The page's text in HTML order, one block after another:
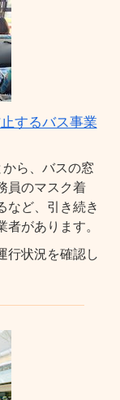
するバス事業
ら、バスの窓
員のマスク着
など、引き続き
があります。
行状況を確認し